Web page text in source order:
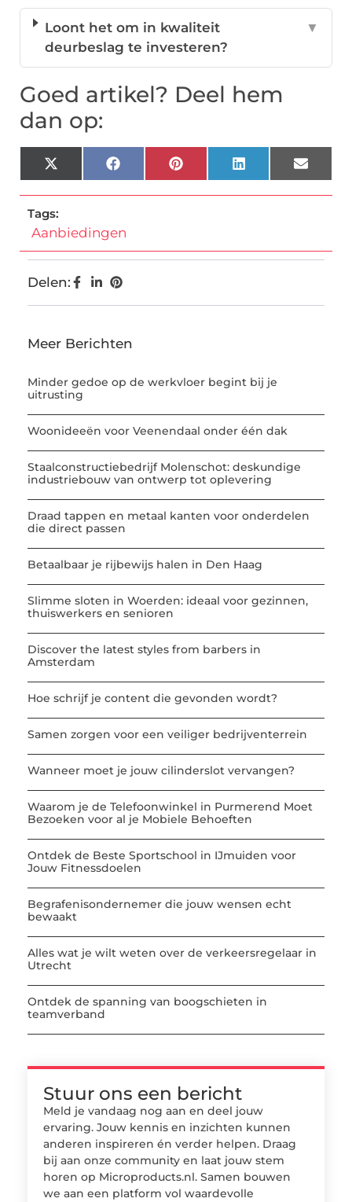
Loont het om in kwaliteit
deurbeslag te investeren?
▼
Goed artikel? Deel hem
dan op:
X
(Twitter)
FacebookPinterestLinkedInEmail
Tags:
Aanbiedingen
Delen:
Meer Berichten
Minder gedoe op de werkvloer begint bij je
uitrusting
Woonideeën voor Veenendaal onder één dak
Staalconstructiebedrijf Molenschot: deskundige
industriebouw van ontwerp tot oplevering
Draad tappen en metaal kanten voor onderdelen
die direct passen
Betaalbaar je rijbewijs halen in Den Haag
Slimme sloten in Woerden: ideaal voor gezinnen,
thuiswerkers en senioren
Discover the latest styles from barbers in
Amsterdam
Hoe schrijf je content die gevonden wordt?
Samen zorgen voor een veiliger bedrijventerrein
Wanneer moet je jouw cilinderslot vervangen?
Waarom je de Telefoonwinkel in Purmerend Moet
Bezoeken voor al je Mobiele Behoeften
Ontdek de Beste Sportschool in IJmuiden voor
Jouw Fitnessdoelen
Begrafenisondernemer die jouw wensen echt
bewaakt
Alles wat je wilt weten over de verkeersregelaar in
Utrecht
Ontdek de spanning van boogschieten in
teamverband
Stuur ons een bericht
Meld je vandaag nog aan en deel jouw
ervaring. Jouw kennis en inzichten kunnen
anderen inspireren én verder helpen. Draag
bij aan onze community en laat jouw stem
horen op Microproducts.nl. Samen bouwen
we aan een platform vol waardevolle